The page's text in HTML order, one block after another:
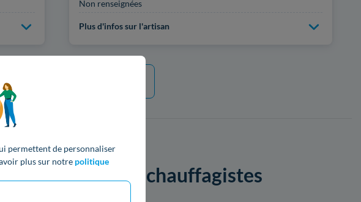
permettent de personnaliser
plus sur notre politique
Non renseignées
Plus d'infos sur l'artisan
Voir
par les chauffagistes